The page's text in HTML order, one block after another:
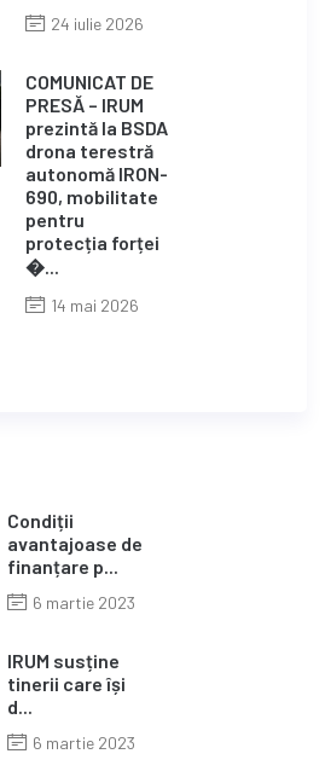
24 iulie 2026
COMUNICAT DE
PRESĂ – IRUM
prezintă la BSDA
drona terestră
autonomă IRON-
690, mobilitate
pentru
protecția forței
�...
14 mai 2026
Condiții
avantajoase de
finanțare p...
6 martie 2023
IRUM susține
tinerii care își
d...
6 martie 2023